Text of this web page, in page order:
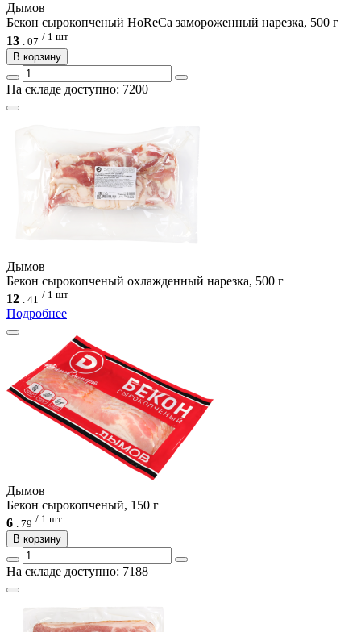
Дымов
Бекон сырокопченый HoReCa замороженный нарезка, 500 г
13
07 / 1 шт
В корзину
На складе доступно: 7200
Дымов
Бекон сырокопченый охлажденный нарезка, 500 г
12 . 41 / 1 шт
Подробнее
Дымов
Бекон сырокопченый, 150 г
6 . 79 / 1 шт
В корзину
На складе доступно: 7188